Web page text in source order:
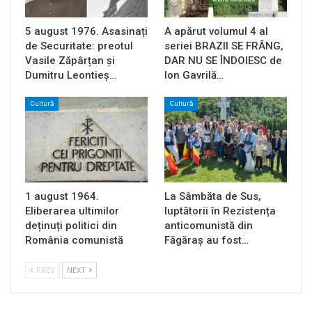
5 august 1976. Asasinați
de Securitate: preotul
Vasile Zăpârțan și
Dumitru Leontieș…
A apărut volumul 4 al
seriei BRAZII SE FRÂNG,
DAR NU SE ÎNDOIESC de
Ion Gavrilă…
Cultură
1 august 1964.
Eliberarea ultimilor
deținuți politici din
România comunistă
Cultură
La Sâmbăta de Sus,
luptătorii în Rezistența
anticomunistă din
Făgăraș au fost…
PREV NEXT